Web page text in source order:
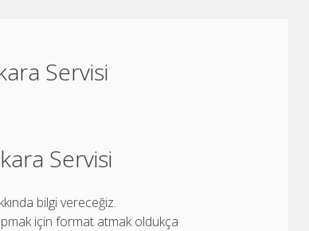
Servisi
Servisi
bilgi vereceğiz.
için format atmak oldukça